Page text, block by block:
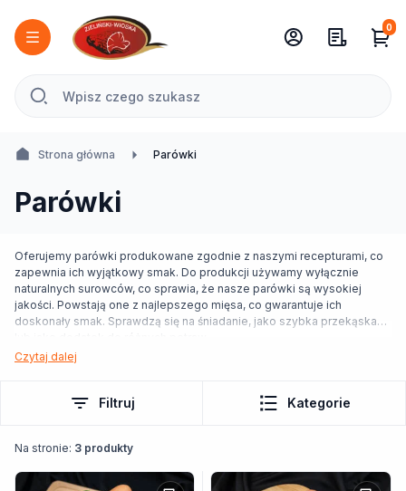
0
Strona główna Parówki
Parówki
Oferujemy parówki produkowane zgodnie z naszymi recepturami, co
zapewnia ich wyjątkowy smak. Do produkcji używamy wyłącznie
naturalnych surowców, co sprawia, że nasze parówki są wysokiej
jakości. Powstają one z najlepszego mięsa, co gwarantuje ich
doskonały smak. Sprawdzą się na śniadanie, jako szybka przekąska
Czytaj dalej
Filtruj Kategorie
Na stronie: 3 produkty